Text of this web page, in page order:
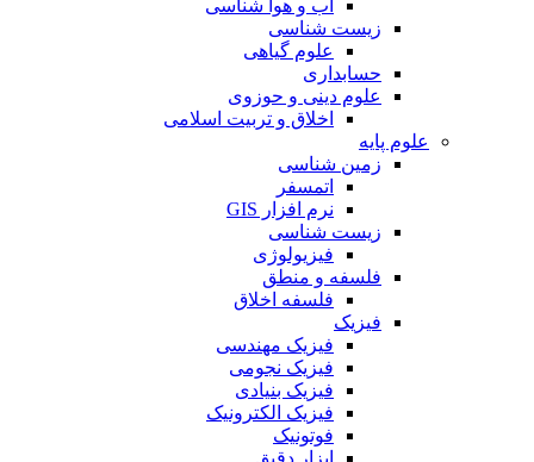
آب و هوا شناسی
زیست شناسی
علوم گیاهی
حسابداری
علوم دینی و حوزوی
اخلاق و تربیت اسلامی
علوم پایه
زمین شناسی
اتمسفر
نرم افزار GIS
زیست شناسی
فیزیولوژی
فلسفه و منطق
فلسفه اخلاق
فیزیک
فیزیک مهندسی
فیزیک نجومی
فیزیک بنیادی
فیزیک الکترونیک
فوتونیک
ابزار دقیق